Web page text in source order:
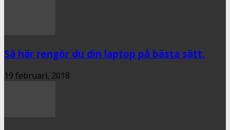
Så här rengör du din laptop på bästa sätt.
19 februari, 2018